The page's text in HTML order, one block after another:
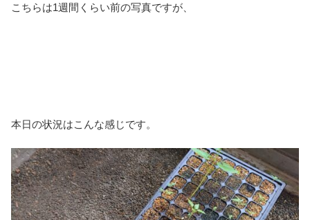
こちらは1週間くらい前の写真ですが、
本日の状況はこんな感じです。